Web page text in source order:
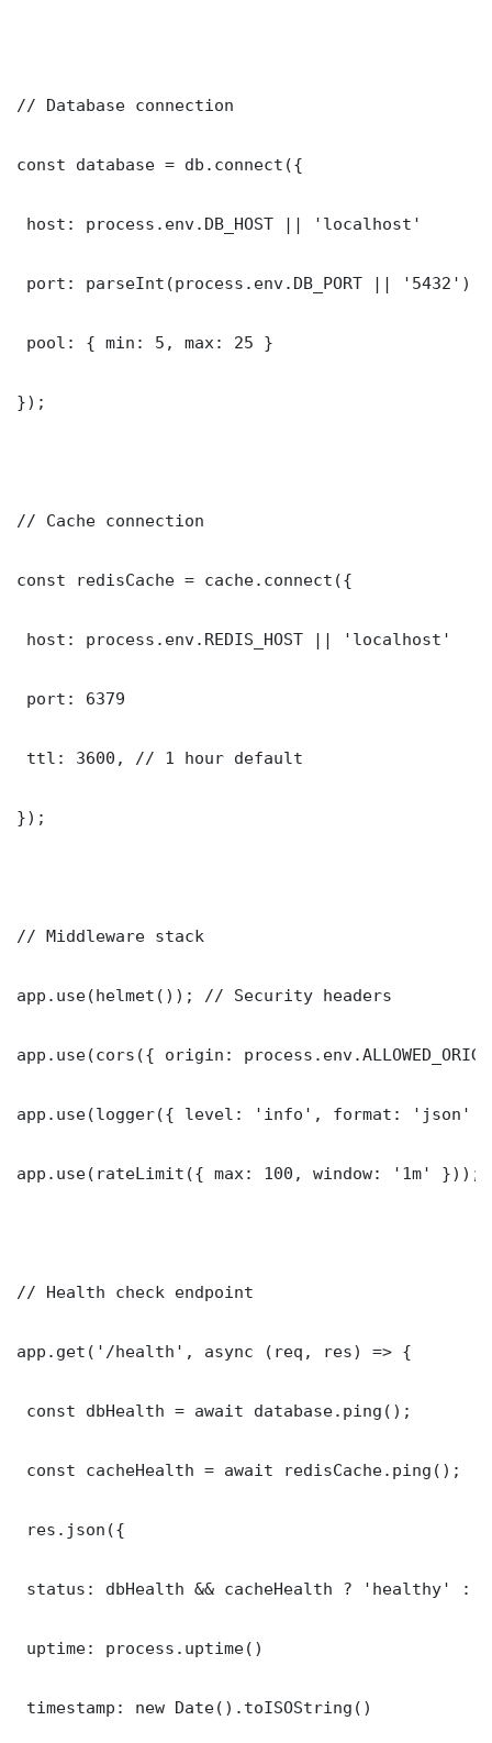
// Database connection
const database = db.connect({
host: process.env.DB_HOST || 'localhost'
port: parseInt(process.env.DB_PORT || '5432')
pool: { min: 5, max: 25 }
});
// Cache connection
const redisCache = cache.connect({
host: process.env.REDIS_HOST || 'localhost'
port: 6379
ttl: 3600, // 1 hour default
});
// Middleware stack
app.use(helmet()); // Security headers
app.use(cors({ origin:
app.use(logger({ level: 'info', format: 'json'
app.use(rateLimit({ max: 100, window: '1m' }));
// Health check endpoint
app.get('/health', async (req, res) => {
const dbHealth = await database.ping();
const cacheHealth = await redisCache.ping();
res.json({
status: dbHealth && cacheHealth ? 'healthy' :
uptime: process.uptime()
timestamp: new Date().toISOString()